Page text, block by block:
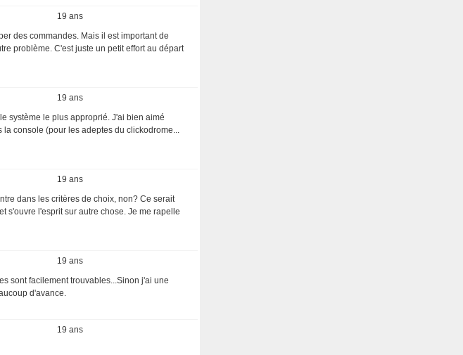
19 ans
des commandes. Mais il est important de
problème. C'est juste un petit effort au départ
19 ans
système le plus approprié. J'ai bien aimé
console (pour les adeptes du clickodrome...
19 ans
dans les critères de choix, non? Ce serait
s'ouvre l'esprit sur autre chose. Je me rapelle
19 ans
sont facilement trouvables...Sinon j'ai une
d'avance.
19 ans